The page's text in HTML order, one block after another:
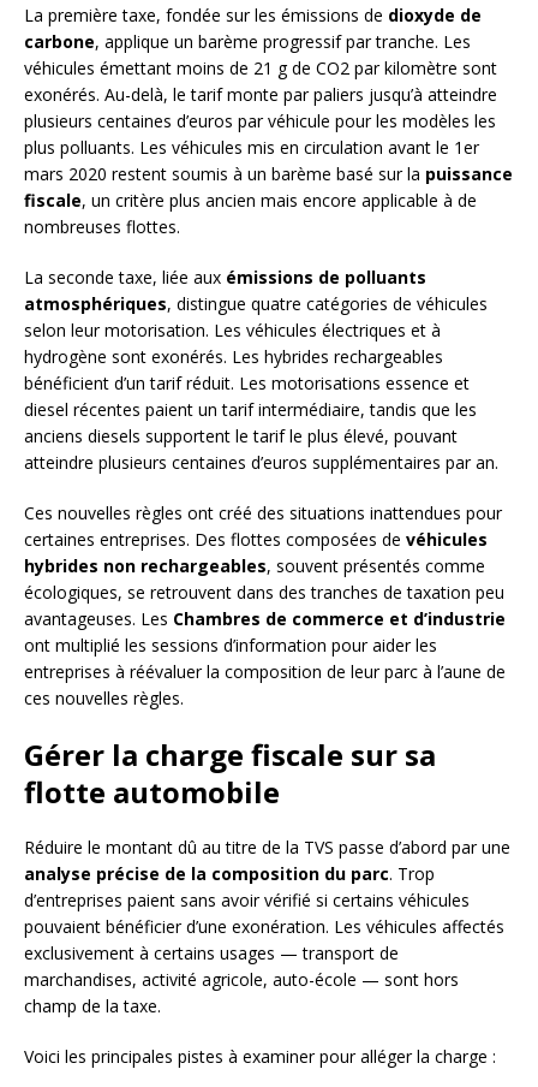
La première taxe, fondée sur les émissions de dioxyde de
carbone, applique un barème progressif par tranche. Les
véhicules émettant moins de 21 g de CO2 par kilomètre sont
exonérés. Au-delà, le tarif monte par paliers jusqu’à atteindre
plusieurs centaines d’euros par véhicule pour les modèles les
plus polluants. Les véhicules mis en circulation avant le 1er
mars 2020 restent soumis à un barème basé sur la puissance
fiscale, un critère plus ancien mais encore applicable à de
nombreuses flottes.
La seconde taxe, liée aux émissions de polluants
atmosphériques, distingue quatre catégories de véhicules
selon leur motorisation. Les véhicules électriques et à
hydrogène sont exonérés. Les hybrides rechargeables
bénéficient d’un tarif réduit. Les motorisations essence et
diesel récentes paient un tarif intermédiaire, tandis que les
anciens diesels supportent le tarif le plus élevé, pouvant
atteindre plusieurs centaines d’euros supplémentaires par an.
Ces nouvelles règles ont créé des situations inattendues pour
certaines entreprises. Des flottes composées de véhicules
hybrides non rechargeables, souvent présentés comme
écologiques, se retrouvent dans des tranches de taxation peu
avantageuses. Les Chambres de commerce et d’industrie
ont multiplié les sessions d’information pour aider les
entreprises à réévaluer la composition de leur parc à l’aune de
ces nouvelles règles.
Gérer la charge fiscale sur sa
flotte automobile
Réduire le montant dû au titre de la TVS passe d’abord par une
analyse précise de la composition du parc. Trop
d’entreprises paient sans avoir vérifié si certains véhicules
pouvaient bénéficier d’une exonération. Les véhicules affectés
exclusivement à certains usages — transport de
marchandises, activité agricole, auto-école — sont hors
champ de la taxe.
Voici les principales pistes à examiner pour alléger la charge :